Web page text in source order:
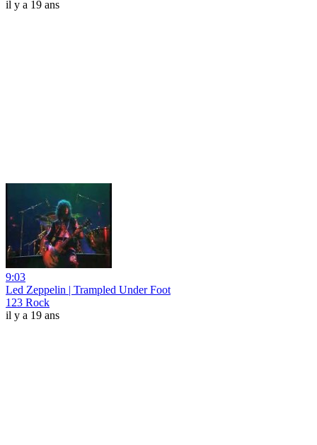
il y a 19 ans
9:03
Led Zeppelin | Trampled Under Foot
123 Rock
il y a 19 ans